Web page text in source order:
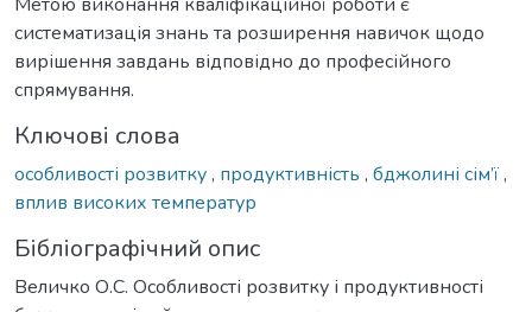
систематизація знань та розширення навичок щодо
вирішення завдань відповідно до професійного
спрямування.
Ключові слова
особливості розвитку, продуктивність , бджолині сім’ї,
вплив високих температур
Бібліографічний опис
Величко О.С. Особливості розвитку і продуктивності